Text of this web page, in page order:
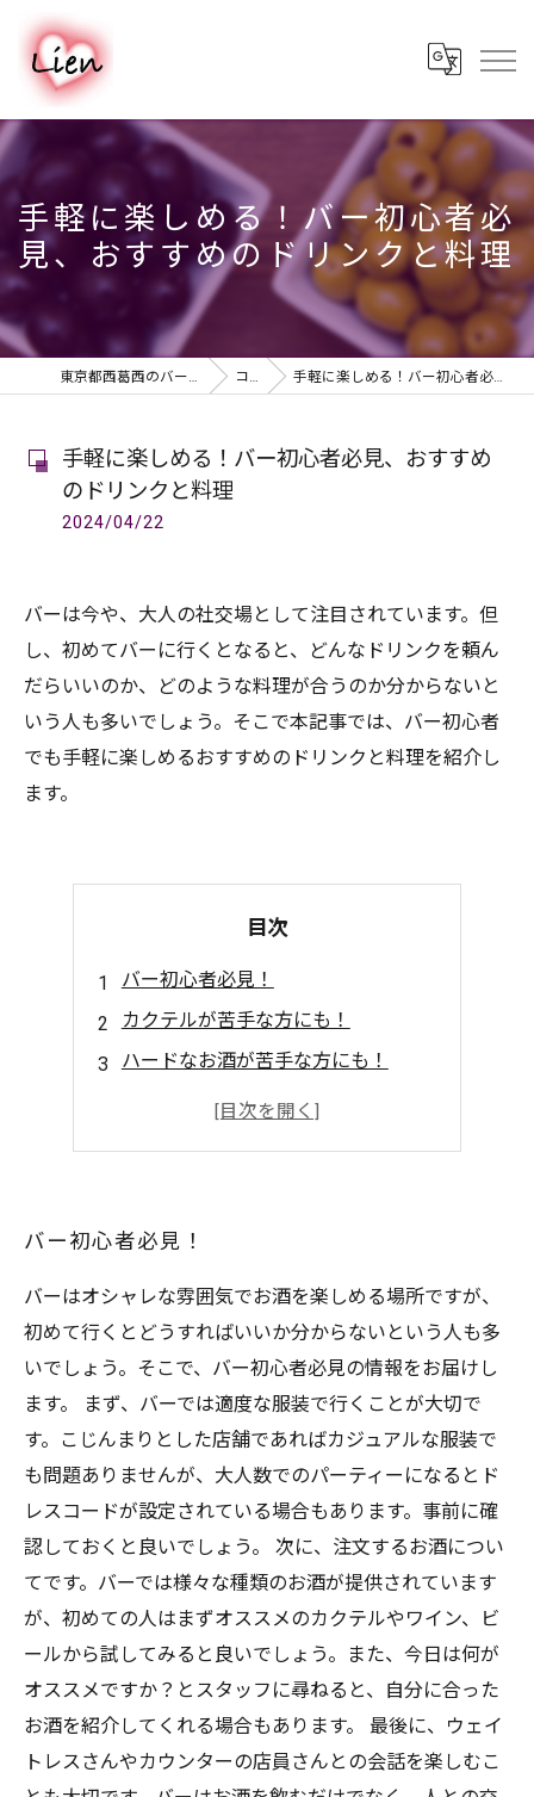
手軽に楽しめる！バー初心者必
見、おすすめのドリンクと料理
東京都西葛西のバーならPUB & BAR Lien コラム 手軽に楽しめる！バー初心者必見、おすすめのドリンクと料理
手軽に楽しめる！バー初心者必見、おすすめ
のドリンクと料理
2024/04/22
バーは今や、大人の社交場として注目されています。但
し、初めてバーに行くとなると、どんなドリンクを頼ん
だらいいのか、どのような料理が合うのか分からないと
いう人も多いでしょう。そこで本記事では、バー初心者
でも手軽に楽しめるおすすめのドリンクと料理を紹介し
ます。
目次
バー初心者必見！
カクテルが苦手な方にも！
ハードなお酒が苦手な方にも！
おつまみにもなる！
バー初心者必見！
バーはオシャレな雰囲気でお酒を楽しめる場所ですが、
初めて行くとどうすればいいか分からないという人も多
いでしょう。そこで、バー初心者必見の情報をお届けし
ます。 まず、バーでは適度な服装で行くことが大切で
す。こじんまりとした店舗であればカジュアルな服装で
も問題ありませんが、大人数でのパーティーになるとド
レスコードが設定されている場合もあります。事前に確
認しておくと良いでしょう。 次に、注文するお酒につい
てです。バーでは様々な種類のお酒が提供されています
が、初めての人はまずオススメのカクテルやワイン、ビ
ールから試してみると良いでしょう。また、今日は何が
オススメですか？とスタッフに尋ねると、自分に合った
お酒を紹介してくれる場合もあります。 最後に、ウェイ
トレスさんやカウンターの店員さんとの会話を楽しむこ